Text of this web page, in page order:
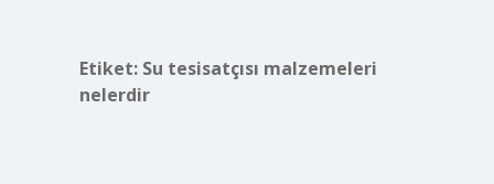
Etiket: Su tesisatçısı malzemeleri
nelerdir